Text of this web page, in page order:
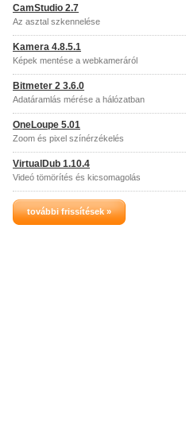
CamStudio 2.7
Az asztal szkennelése
Kamera 4.8.5.1
Képek mentése a webkameráról
Bitmeter 2 3.6.0
Adatáramlás mérése a hálózatban
OneLoupe 5.01
Zoom és pixel színérzékelés
VirtualDub 1.10.4
Videó tömörítés és kicsomagolás
további frissítések »